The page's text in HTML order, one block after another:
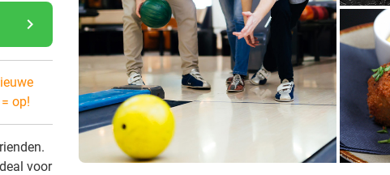
navigate_next
op!
voor